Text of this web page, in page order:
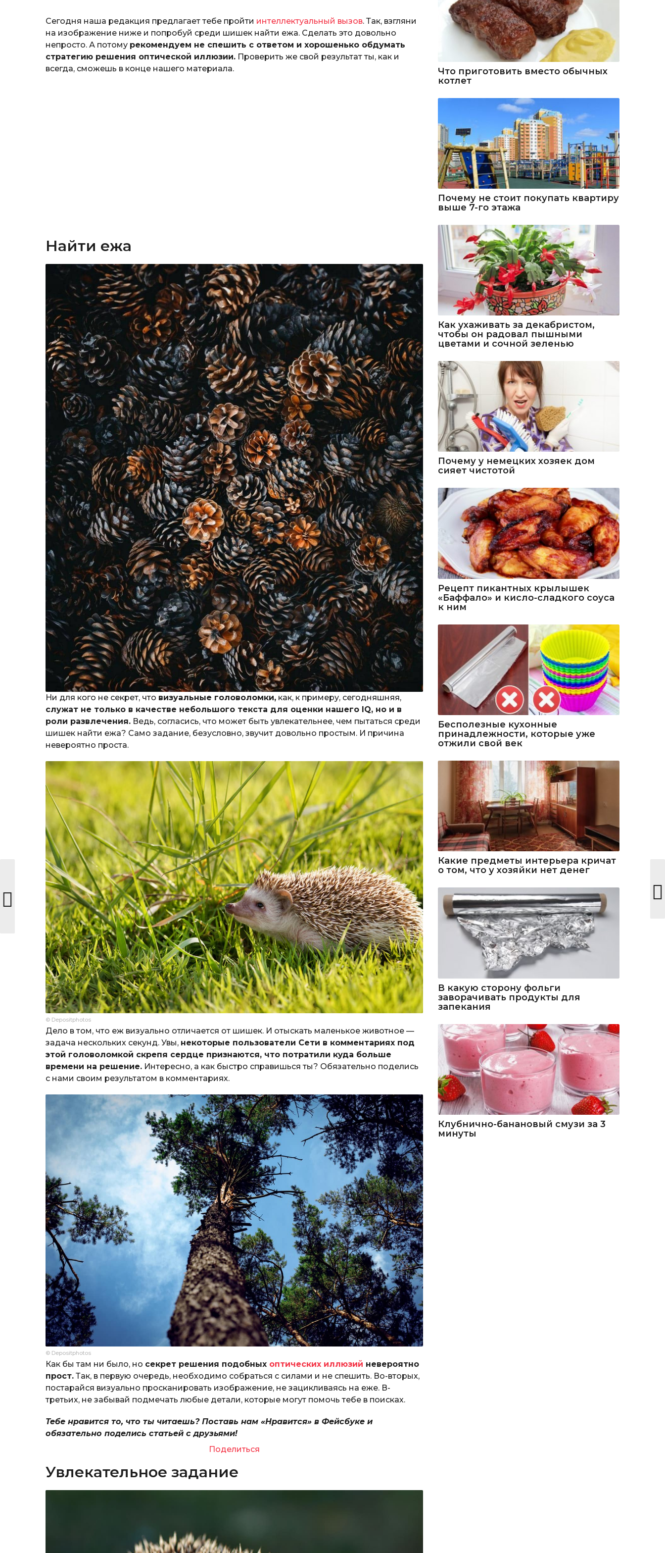
Сегодня наша редакция предлагает тебе пройти интеллектуальный вызов. Так, взгляни
на изображение ниже и попробуй среди шишек найти ежа. Сделать это довольно
непросто. А потому рекомендуем не спешить с ответом и хорошенько обдумать
стратегию решения оптической иллюзии. Проверить же свой результат ты, как и
всегда, сможешь в конце нашего материала.
Найти ежа
Ни для кого не секрет, что визуальные головоломки, как, к примеру, сегодняшняя,
служат не только в качестве небольшого текста для оценки нашего IQ, но и в
роли развлечения. Ведь, согласись, что может быть увлекательнее, чем пытаться среди
шишек найти ежа? Само задание, безусловно, звучит довольно простым. И причина
невероятно проста.
© Depositphotos
Дело в том, что еж визуально отличается от шишек. И отыскать маленькое животное —
задача нескольких секунд. Увы, некоторые пользователи Сети в комментариях под
этой головоломкой скрепя сердце признаются, что потратили куда больше
времени на решение. Интересно, а как быстро справишься ты? Обязательно поделись
с нами своим результатом в комментариях.
© Depositphotos
Как бы там ни было, но секрет решения подобных оптических иллюзий невероятно
прост. Так, в первую очередь, необходимо собраться с силами и не спешить. Во-вторых,
постарайся визуально просканировать изображение, не зацикливаясь на еже. В-
третьих, не забывай подмечать любые детали, которые могут помочь тебе в поисках.
Тебе нравится то, что ты читаешь? Поставь нам «Нравится» в Фейсбуке и
обязательно поделись статьей с друзьями!
Поделиться
Увлекательное задание
Что приготовить вместо обычных
котлет
Почему не стоит покупать квартиру
выше 7-го этажа
Как ухаживать за декабристом,
чтобы он радовал пышными
цветами и сочной зеленью
Почему у немецких хозяек дом
сияет чистотой
Рецепт пикантных крылышек
«Баффало» и кисло-сладкого соуса
к ним
Бесполезные кухонные
принадлежности, которые уже
отжили свой век
Какие предметы интерьера кричат
о том, что у хозяйки нет денег
В какую сторону фольги
заворачивать продукты для
запекания
Клубнично-банановый смузи за 3
минуты